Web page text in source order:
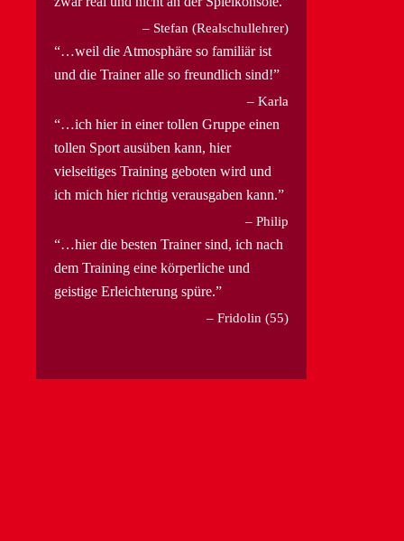
Stefan (Realschullehrer)
…weil die Atmosphäre so familiär ist
und die Trainer alle so freundlich sind!
Karla
…ich hier in einer tollen Gruppe einen
tollen Sport ausüben kann, hier
vielseitiges Training geboten wird und
ich mich hier richtig verausgaben kann.
Philip
…hier die besten Trainer sind, ich nach
dem Training eine körperliche und
geistige Erleichterung spüre.
Fridolin (55)